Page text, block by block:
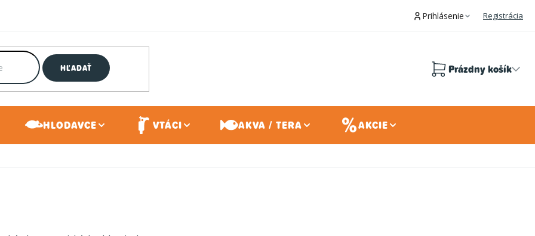
Prihlásenie Registrácia
HĽADAŤ Prázdny košík
HLODAVCE VTÁCI AKVA / TERA AKCIE